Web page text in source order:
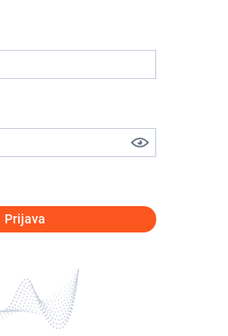
Prijava